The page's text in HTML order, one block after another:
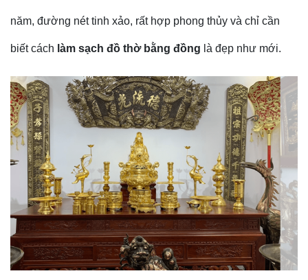
năm, đường nét tinh xảo, rất hợp phong thủy và chỉ cần
biết cách làm sạch đồ thờ bằng đồng là đẹp như mới.